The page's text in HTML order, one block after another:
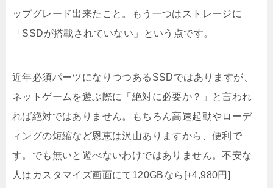
ップグレード出来たこと。もう一つはストレージに
「SSDが搭載されていない」という点です。
近年必須パーツになりつつあるSSDではありますが、
ネットゲームを遊ぶ際に「絶対に必要か？」と言われ
れば絶対ではありません。もちろん高速起動やローデ
ィングの短縮など恩恵は沢山ありますから、便利で
す。でも無いと遊べないわけではありません。不安な
人はカスタマイズ画面にて120GBなら[+4,980円]